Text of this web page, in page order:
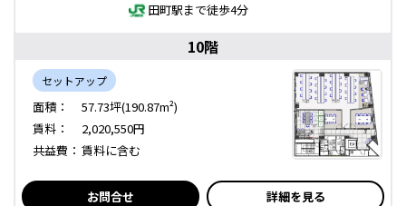
田町駅まで徒歩4分
10階
セットアップ
面積：
57.73坪(190.87m²)
賃料：
2,020,550円
共益費： 賃料に含む
お問合せ 詳細を見る